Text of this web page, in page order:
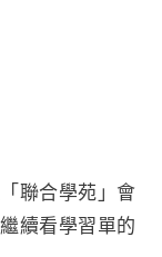
聯合學苑」會
續看學習單的